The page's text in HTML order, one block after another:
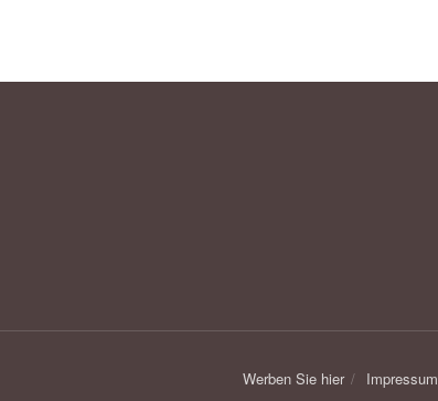
Werben Sie hier Impressum